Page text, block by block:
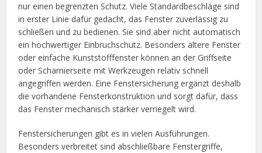
nur einen begrenzten Schutz. Viele Standardbeschläge sind
in erster Linie dafür gedacht, das Fenster zuverlässig zu
schließen und zu bedienen. Sie sind aber nicht automatisch
ein hochwertiger Einbruchschutz. Besonders ältere Fenster
oder einfache Kunststofffenster können an der Griffseite
oder Scharnierseite mit Werkzeugen relativ schnell
angegriffen werden. Eine Fenstersicherung ergänzt deshalb
die vorhandene Fensterkonstruktion und sorgt dafür, dass
das Fenster mechanisch stärker verriegelt wird.
Fenstersicherungen gibt es in vielen Ausführungen.
Besonders verbreitet sind abschließbare Fenstergriffe,